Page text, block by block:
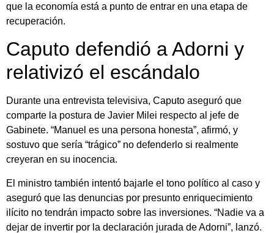
que la economía está a punto de entrar en una etapa de
recuperación.
Caputo defendió a Adorni y
relativizó el escándalo
Durante una entrevista televisiva, Caputo aseguró que
comparte la postura de Javier Milei respecto al jefe de
Gabinete. “Manuel es una persona honesta”, afirmó, y
sostuvo que sería “trágico” no defenderlo si realmente
creyeran en su inocencia.
El ministro también intentó bajarle el tono político al caso y
aseguró que las denuncias por presunto enriquecimiento
ilícito no tendrán impacto sobre las inversiones. “Nadie va a
dejar de invertir por la declaración jurada de Adorni”, lanzó.